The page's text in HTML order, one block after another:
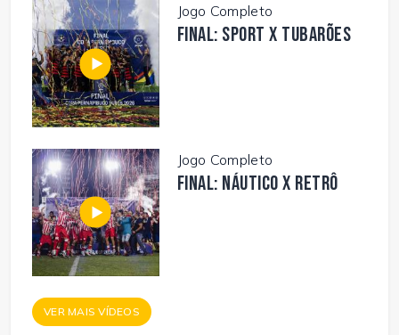
Jogo Completo
FINAL: SPORT X TUBARÕES
Jogo Completo
FINAL: NÁUTICO X RETRÔ
VER MAIS VÍDEOS